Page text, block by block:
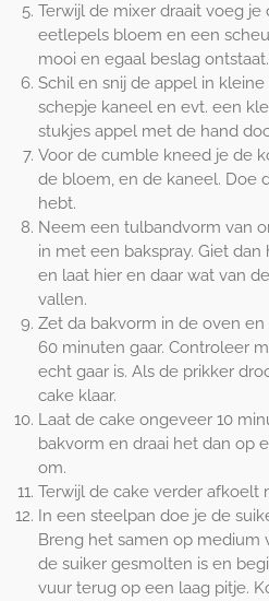
Terwijl de mixer draait voeg
eetlepels bloem en een
mooi en egaal beslag ontstaat.
Schil en snij de appel in
schepje kaneel en evt. een
stukjes appel met de hand
Voor de cumble kneed je de
de bloem, en de kaneel. Doe
hebt.
Neem een tulbandvorm van
in met een bakspray. Giet
en laat hier en daar wat van
vallen.
Zet da bakvorm in de oven
60 minuten gaar. Controleer
echt gaar is. Als de prikker
cake klaar.
Laat de cake ongeveer 10
bakvorm en draai het dan op
om.
Terwijl de cake verder afkoelt
In een steelpan doe je de
Breng het samen op medium
de suiker gesmolten is en
vuur terug op een laag pitje.